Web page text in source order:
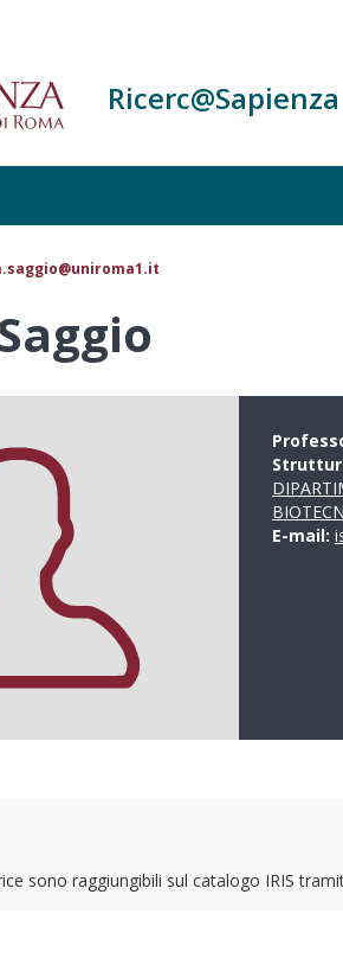
Ricerc@Sapienza
E-mail:
sono raggiungibili sul catalogo IRIS